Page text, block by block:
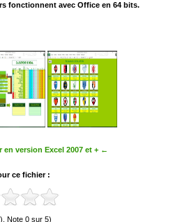
fonctionnent avec Office en 64 bits.
version Excel 2007 et + ←
ce fichier :
Note 0 sur 5)